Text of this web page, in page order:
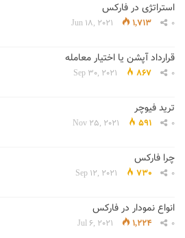
استراتژی در فارکس
Jun 18, 2021 1,713 0
قرارداد آپشن یا اختیار معامله
Sep 30, 2021 867 0
ترید فیوچر
Nov 25, 2021 591 0
چرا فارکس
Sep 12, 2021 730 0
انواع نمودار در فارکس
Jul 6, 2021 1,224 0